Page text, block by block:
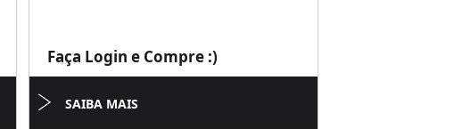
Faça Login e Compre :)
SAIBA MAIS